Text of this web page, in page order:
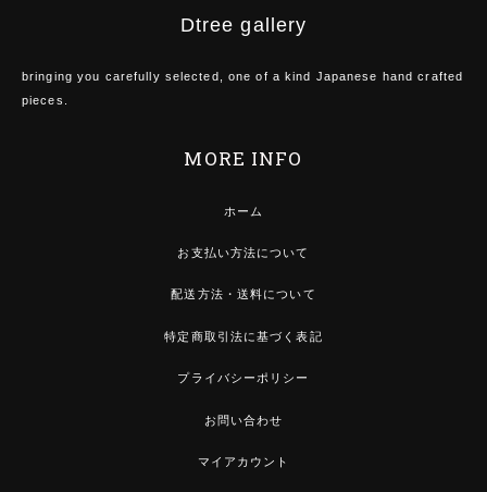
Dtree gallery
bringing you carefully selected, one of a kind Japanese hand crafted
pieces.
MORE INFO
ホーム
お支払い方法について
配送方法・送料について
特定商取引法に基づく表記
プライバシーポリシー
お問い合わせ
マイアカウント